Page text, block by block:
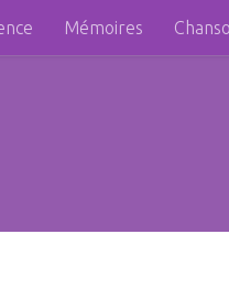
Mémoires